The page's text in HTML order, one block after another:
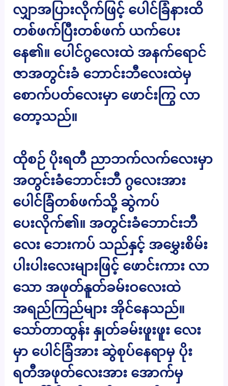
လျှာအပြားလိုက်ဖြင့် ပေါင်ခြံနားထိ
တစ်ဖက်ပြီးတစ်ဖက် ယက်ပေး
နေ၏။ ပေါင်ဂွလေးထဲ အနက်ရောင်
ဇာအတွင်းခံ ဘောင်းဘီလေးထဲမှ
စောက်ပတ်လေးမှာ ဖောင်းကြွ လာ
တော့သည်။
ထိုစဉ် ပိုးရတီ ညာဘက်လက်လေးမှာ
အတွင်းခံဘောင်းဘီ ဂွလေးအား
ပေါင်ခြံတစ်ဖက်သို့ ဆွဲကပ်
ပေးလိုက်၏။ အတွင်းခံဘောင်းဘီ
လေး ဘေးကပ် သည်နှင့် အမွှေးစိမ်း
ပါးပါးလေးများဖြင့် ဖောင်းကား လာ
သော အဖုတ်နူတ်ခမ်းဝလေးထဲ
အရည်ကြည်များ အိုင်နေသည်။
သော်တာထွန်း နှုတ်ခမ်းဖူးဖူး လေး
မှာ ပေါင်ခြံအား ဆွဲစုပ်နေရာမှ ပိုး
ရတီအဖုတ်လေးအား အောက်မှ